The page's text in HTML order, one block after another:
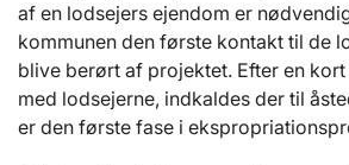
af en lodsejers ejendom er
kommunen den første kontakt til de
blive berørt af projektet. Efter en
med lodsejerne, indkaldes der til
er den første fase i